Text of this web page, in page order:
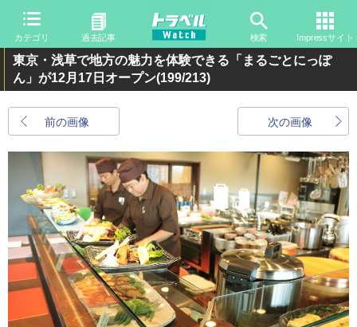
カテゴリ 過去記事 検索 Impressサイト
東京・浅草で地方の魅力を体験できる「まるごとにっぽ
ん」が12月17日オープン(199/213)
前の画像 次の画像